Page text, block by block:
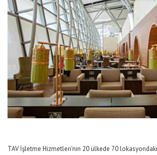
TAV İşletme Hizmetleri’nin 20 ülkede 70